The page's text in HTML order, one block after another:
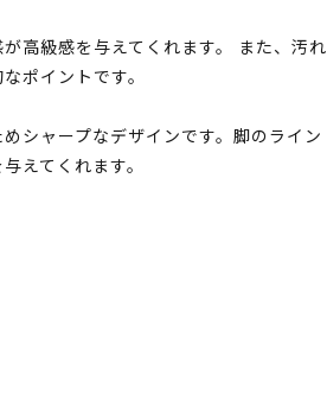
高級感を与えてくれます。 また、汚れ
ポイントです。
シャープなデザインです。脚のライン
えてくれます。